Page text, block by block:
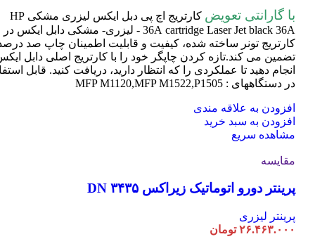
با گارانتی تعویض
کارتریج اچ پی دبل ایکس لیزری مشکی HP
36A cartridge Laser
Jet black 36A - لیزری- مشکی دابل ایکس در
کارتریج تونر ساخته شده، کیفیت و قابلیت اطمینان چاپ صد
تضمین می کند.تازه کردن چاپگر خود را با کارتریج اصلی دابل
انجام دهید تا عملکردی را که انتظار دارید، دریافت کنید. قابل
در دستگاههای : MFP M1120,MFP M1522,P1505
افزودن به علاقه مندی
افزودن به سبد خرید
مشاهده سریع
مقایسه
پرینتر دورو اتوماتیک زیراکس DN ۳۴۳۵
پرینتر لیزری
۲۶.۴۶۳.۰۰۰ تومان